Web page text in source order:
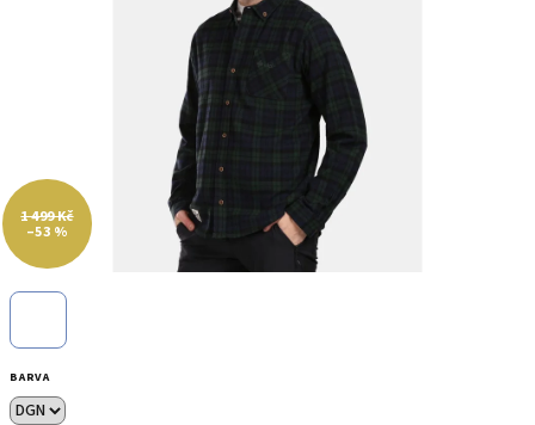
BARVA
hvězdiček.
1 499 Kč
–53 %